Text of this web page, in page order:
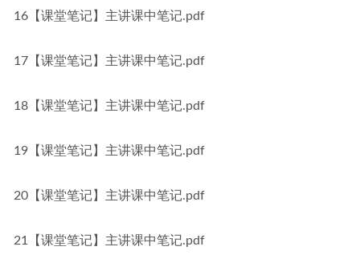
16【课堂笔记】主讲课中笔记.pdf
17【课堂笔记】主讲课中笔记.pdf
18【课堂笔记】主讲课中笔记.pdf
19【课堂笔记】主讲课中笔记.pdf
20【课堂笔记】主讲课中笔记.pdf
21【课堂笔记】主讲课中笔记.pdf